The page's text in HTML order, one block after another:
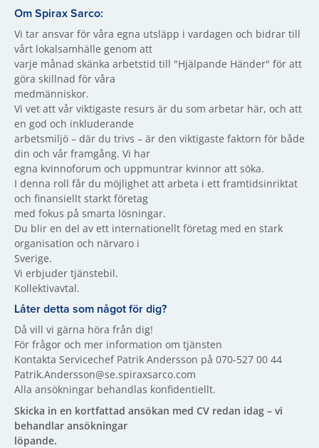
Om Spirax Sarco:
Vi tar ansvar för våra egna utsläpp i vardagen och bidrar till
vårt lokalsamhälle genom att
varje månad skänka arbetstid till "Hjälpande Händer" för att
göra skillnad för våra
medmänniskor.
Vi vet att vår viktigaste resurs är du som arbetar här, och att
en god och inkluderande
arbetsmiljö – där du trivs – är den viktigaste faktorn för både
din och vår framgång. Vi har
egna kvinnoforum och uppmuntrar kvinnor att söka.
I denna roll får du möjlighet att arbeta i ett framtidsinriktat
och finansiellt starkt företag
med fokus på smarta lösningar.
Du blir en del av ett internationellt företag med en stark
organisation och närvaro i
Sverige.
Vi erbjuder tjänstebil.
Kollektivavtal.
Låter detta som något för dig?
Då vill vi gärna höra från dig!
För frågor och mer information om tjänsten
Kontakta Servicechef Patrik Andersson på 070-527 00 44
Patrik.Andersson@se.spiraxsarco.com
Alla ansökningar behandlas konfidentiellt.
Skicka in en kortfattad ansökan med CV redan idag – vi
behandlar ansökningar
löpande.